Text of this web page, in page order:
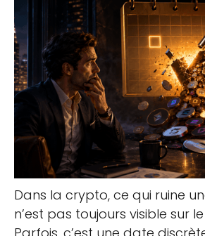
Dans la crypto, ce qui ruine
n’est pas toujours visible sur